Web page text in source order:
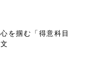
を掴む「得意科目